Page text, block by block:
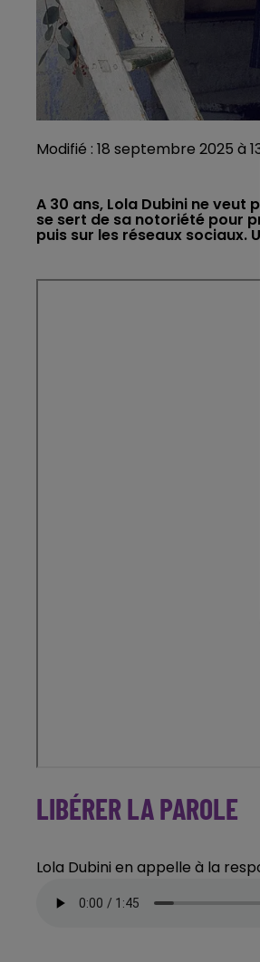
Modifié : 18 septembre 2025 à
A 30 ans, Lola Dubini ne veut
se sert de sa notoriété pour
puis sur les réseaux sociaux.
LIBÉRER LA PAROLE
Lola Dubini en appelle à la